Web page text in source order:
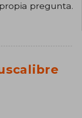
pregunta.